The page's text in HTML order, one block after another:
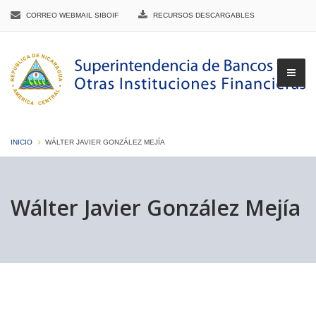
CORREO WEBMAIL SIBOIF RECURSOS DESCARGABLES
INICIO WÁLTER JAVIER GONZÁLEZ MEJÍA
Wálter Javier González Mejía